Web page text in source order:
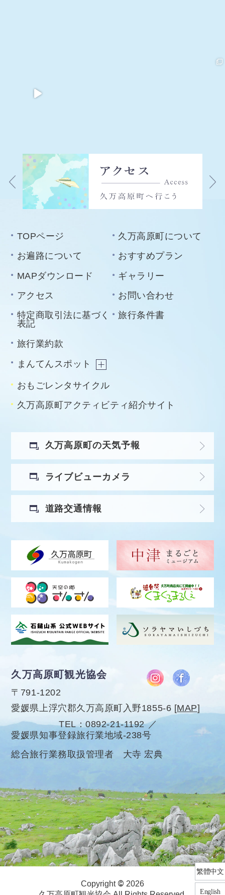
繁體中文
English
TOPページ
久万高原町について
お遍路について
おすすめプラン
MAPダウンロード
ギャラリー
アクセス
お問い合わせ
特定商取引法に基づく
表記
旅行条件書
旅行業約款
まんてんスポット
おもごレンタサイクル
久万高原町アクティビティ紹介サイト
久万高原町の天気予報
ライブビューカメラ
道路交通情報
久万高原町観光協会
〒791-1202
愛媛県上浮穴郡久万高原町入野1855-6 [MAP]
TEL
0892-21-1192
愛媛県知事登録旅行業地域-238号
総合旅行業務取扱管理者 大寺 宏典
Copyright © 2026